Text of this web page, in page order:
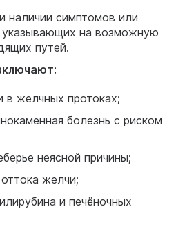
наличии симптомов или
на возможную
путей.
в желчных протоках;
болезнь с риском
неясной причины;
желчи;
и печёночных